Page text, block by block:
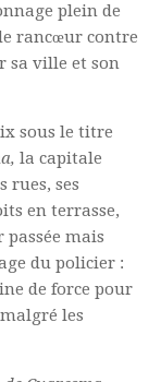
plein de
rancœur contre
sa ville et son
sous le titre
la capitale
rues, ses
en terrasse,
mais
du policier :
de force pour
les